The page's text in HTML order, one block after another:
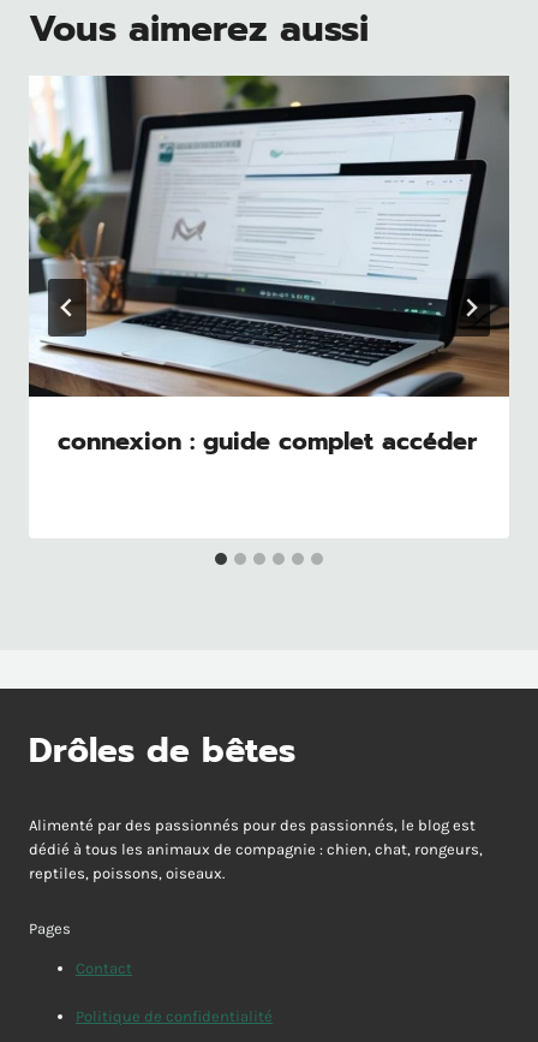
Vous aimerez aussi
connexion : guide complet accéder
Drôles de bêtes
Alimenté par des passionnés pour des passionnés, le blog est
dédié à tous les animaux de compagnie : chien, chat, rongeurs,
reptiles, poissons, oiseaux.
Pages
Contact
Politique de confidentialité